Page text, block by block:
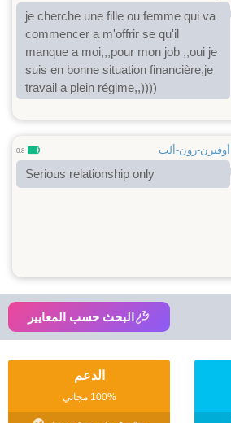
je cherche une fille ou femme qui va
commencer a m'offrir se qu'il
manque a moi,,,pour mon job ,,oui je
suis en bonne situation financière,je
travail a plein régime,,))))
أوفيرن-رون-ألب 0.8
Serious relationship only
البحث حسب المعايير
الدعم
100% مجاني